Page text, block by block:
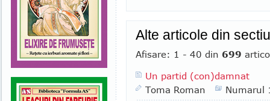
Alte articole din
Afisare: 1 - 40 din 699
Un partid (con)damnat
Toma Roman
Numarul